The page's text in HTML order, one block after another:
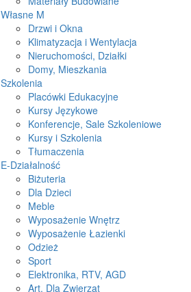
Własne M
Drzwi i Okna
Klimatyzacja i Wentylacja
Nieruchomości, Działki
Domy, Mieszkania
Szkolenia
Placówki Edukacyjne
Kursy Językowe
Konferencje, Sale Szkoleniowe
Kursy i Szkolenia
Tłumaczenia
E-Działalność
Biżuteria
Dla Dzieci
Meble
Wyposażenie Wnętrz
Wyposażenie Łazienki
Odzież
Sport
Elektronika, RTV, AGD
Art. Dla Zwierząt